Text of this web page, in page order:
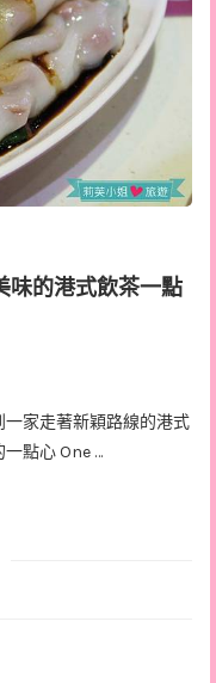
味的港式飲茶一點
家走著新穎路線的港式
點心 One …